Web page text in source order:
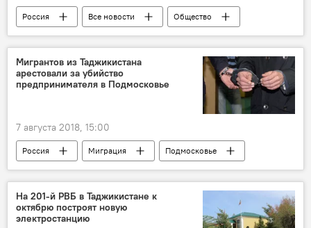
Россия Все новости
Общество
русские
церковь
Таджикистан
православие
Мигрантов из Таджикистана
арестовали за убийство
предпринимателя в Подмосковье
7 августа 2018, 15:00
Россия Миграция
Подмосковье
арест
Происшествия, ЧП, криминал
Новости мигрантов из Центральной Азии в России
На 201-й РВБ в Таджикистане к
октябрю построят новую
электростанцию